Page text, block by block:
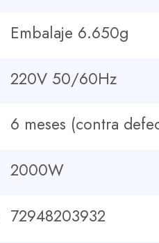
Embalaje 6.650g
220V 50/60Hz
6 meses (contra
2000W
72948203932